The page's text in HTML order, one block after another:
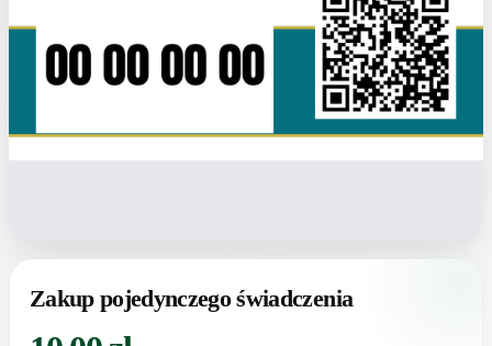
Zakup pojedynczego świadczenia